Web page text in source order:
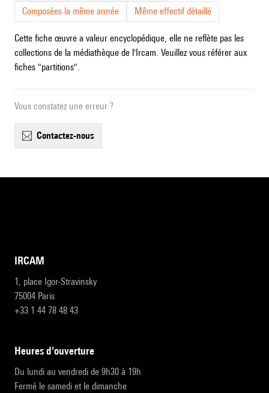
Composées la même année
Même effectif détaillé
Cette fiche œuvre a valeur encyclopédique, elle ne reflète pas les
collections de la médiathèque de l'Ircam. Veuillez vous référer aux
fiches "partitions".
Vous constatez une erreur ?
contactez-nous
IRCAM
1, place Igor-Stravinsky
75004 Paris
+33 1 44 78 48 43
heures d'ouverture
Du lundi au vendredi de 9h30 à 19h
Fermé le samedi et le dimanche